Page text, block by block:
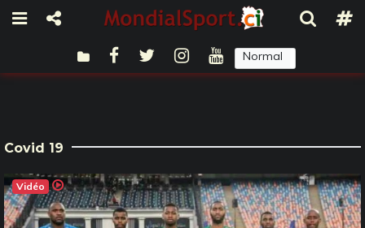
Normal
Covid 19
Vidéo